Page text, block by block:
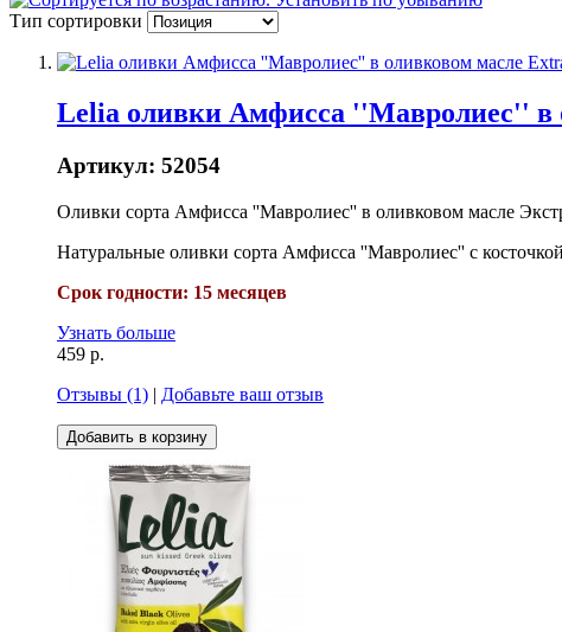
Тип сортировки
Lelia оливки Амфисса ''Мавролиес'' в
Артикул: 52054
Оливки сорта Aмфисса ''Мавролиес'' в оливковом масле
Натуральные оливки сорта Амфисса ''Мавролиес'' с
Срок годности: 15 месяцев
Узнать больше
459 р.
Отзывы (1) | Добавьте ваш отзыв
Добавить в корзину